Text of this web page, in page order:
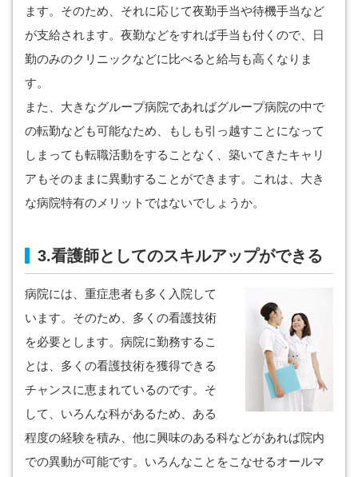
ます。そのため、それに応じて夜勤手当や待機手当など
が支給されます。夜勤などをすれば手当も付くので、日
勤のみのクリニックなどに比べると給与も高くなりま
す。
また、大きなグループ病院であればグループ病院の中で
の転勤なども可能なため、もしも引っ越すことになって
しまっても転職活動をすることなく、築いてきたキャリ
アもそのままに異動することができます。これは、大き
な病院特有のメリットではないでしょうか。
3.看護師としてのスキルアップができる
病院には、重症患者も多く入院して
います。そのため、多くの看護技術
を必要とします。病院に勤務するこ
とは、多くの看護技術を獲得できる
チャンスに恵まれているのです。そ
して、いろんな科があるため、ある
程度の経験を積み、他に興味のある科などがあれば院内
での異動が可能です。いろんなことをこなせるオールマ